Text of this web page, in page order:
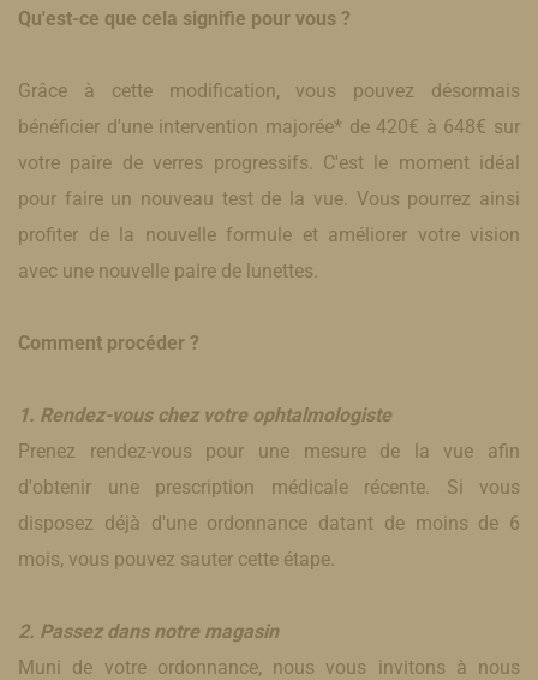
Qu'est-ce que cela signifie pour vous ?
Grâce à cette modification, vous pouvez désormais
bénéficier d'une intervention majorée* de 420€ à 648€ sur
votre paire de verres progressifs. C'est le moment idéal
pour faire un nouveau test de la vue. Vous pourrez ainsi
profiter de la nouvelle formule et améliorer votre vision
avec une nouvelle paire de lunettes.
Comment procéder ?
1. Rendez-vous chez votre ophtalmologiste
Prenez rendez-vous pour une mesure de la vue afin
d'obtenir une prescription médicale récente. Si vous
disposez déjà d'une ordonnance datant de moins de 6
mois, vous pouvez sauter cette étape.
2. Passez dans notre magasin
Muni de votre ordonnance, nous vous invitons à nous